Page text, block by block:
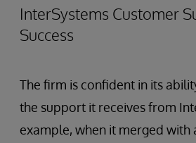
InterSystems Customer
Success
The firm is confident in its
the support it receives from
example, when it merged with